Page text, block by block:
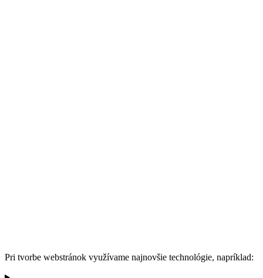
Pri tvorbe webstránok využívame najnovšie technológie, napríklad: